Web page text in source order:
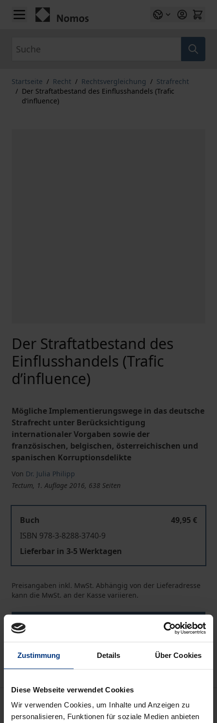
Zustimmung Details Über Cookies
Diese Webseite verwendet Cookies
Wir verwenden Cookies, um Inhalte und Anzeigen zu
personalisieren, Funktionen für soziale Medien anbieten
Zum Inhalt springen
Startseite / Recht / Rechtsvergleichung / Strafrecht
/ Der Straftatbestand des Einflusshandels (Trafic
d’influence)
Der Straftatbestand des
Einflusshandels (Trafic
d’influence)
Mögliche Implementierungswege in das deutsche
Strafrecht unter Berücksichtigung
internationaler Vorgaben sowie der
französischen, belgischen, österreichischen und
spanischen Korruptionsdelikte
Von Dr. Julia Philipp
Tectum, 1. Auflage 2016, 638 Seiten
Buch
49,95 €
ISBN 978-3-8288-3740-9
Lieferbar in 3-5 Werktagen
Preisangaben inkl. MwSt. Abhängig von der Lieferadresse
kann die MwSt. an der Kasse variieren.
Hinweise zu Versandkosten
Beschreibung